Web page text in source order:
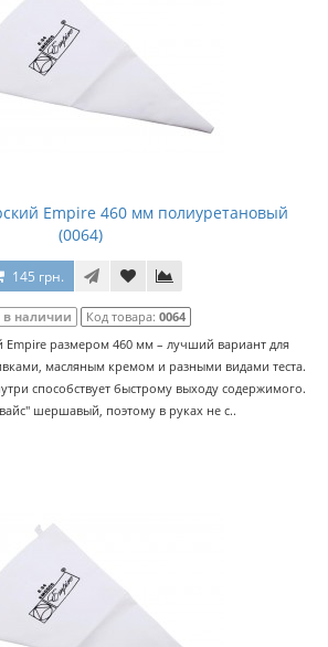
Empire 460 мм полиуретановый
(0064)
145 грн.
в наличии Код товара: 0064
размером 460 мм – лучший вариант для
масляным кремом и разными видами теста.
способствует быстрому выходу содержимого.
шершавый, поэтому в руках не с..